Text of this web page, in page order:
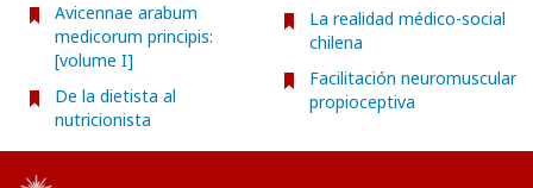
Avicennae arabum
medicorum principis:
[volume I]
De la dietista al
nutricionista
La realidad médico-social
chilena
Facilitación neuromuscular
propioceptiva